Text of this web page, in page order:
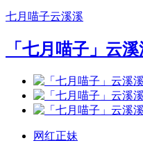
七月喵子云溪溪
「七月喵子」云
网红正妹